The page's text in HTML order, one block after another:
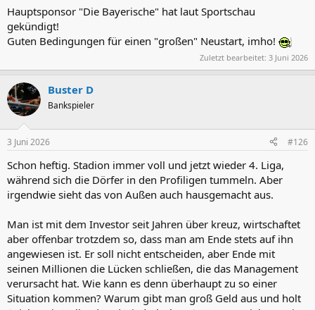
:
Hauptsponsor "Die Bayerische" hat laut Sportschau
gekündigt!
Guten Bedingungen für einen "großen" Neustart, imho!
Zuletzt bearbeitet: 3 Juni 2026
Buster D
Bankspieler
3 Juni 2026 #126
Schon heftig. Stadion immer voll und jetzt wieder 4. Liga,
während sich die Dörfer in den Profiligen tummeln. Aber
irgendwie sieht das von Außen auch hausgemacht aus.
Man ist mit dem Investor seit Jahren über kreuz, wirtschaftet
aber offenbar trotzdem so, dass man am Ende stets auf ihn
angewiesen ist. Er soll nicht entscheiden, aber Ende mit
seinen Millionen die Lücken schließen, die das Management
verursacht hat. Wie kann es denn überhaupt zu so einer
Situation kommen? Warum gibt man groß Geld aus und holt